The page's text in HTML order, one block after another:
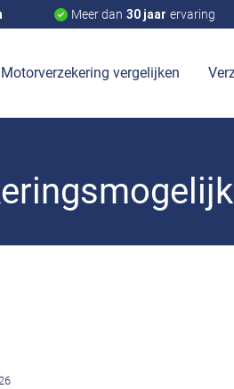
Meer dan 30 jaar ervaring
Motorverzekering vergelijken